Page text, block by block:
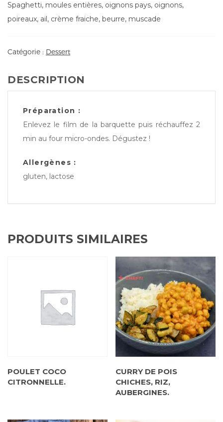
Spaghetti, moules entières, oignons pays, oignons,
poireaux, ail, crème fraiche, beurre, muscade
Catégorie : Dessert
DESCRIPTION
Préparation :
Enlevez le film de la barquette puis réchauffez 2
min au four micro-ondes. Dégustez !
Allergènes :
gluten, lactose
PRODUITS SIMILAIRES
POULET COCO
CITRONNELLE.
CURRY DE POIS
CHICHES, RIZ,
AUBERGINES.